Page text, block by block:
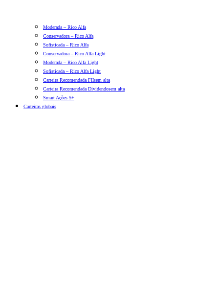
Moderada – Rico Alfa
Conservadora – Rico Alfa
Sofisticada – Rico Alfa
Conservadora – Rico Alfa Light
Moderada – Rico Alfa Light
Sofisticada – Rico Alfa Light
Carteira Recomendada FIIsem alta
Carteira Recomendada Dividendosem alta
Smart Ações 5+
Carteiras globais